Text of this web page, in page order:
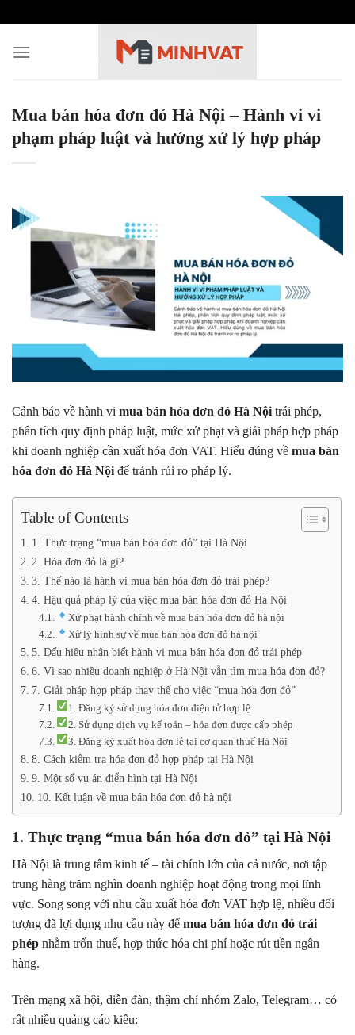
content
Mua bán hóa đơn đỏ Hà Nội – Hành vi vi
phạm pháp luật và hướng xử lý hợp pháp
Cảnh báo về hành vi mua bán hóa đơn đỏ Hà Nội trái phép,
phân tích quy định pháp luật, mức xử phạt và giải pháp hợp pháp
khi doanh nghiệp cần xuất hóa đơn VAT. Hiểu đúng về mua bán
hóa đơn đỏ Hà Nội để tránh rủi ro pháp lý.
Table of Contents
1. Thực trạng “mua bán hóa đơn đỏ” tại Hà Nội
2. Hóa đơn đỏ là gì?
3. Thế nào là hành vi mua bán hóa đơn đỏ trái phép?
4. Hậu quả pháp lý của việc mua bán hóa đơn đỏ Hà Nội
Xử phạt hành chính về mua bán hóa đơn đỏ hà nội
Xử lý hình sự về mua bán hóa đơn đỏ hà nội
5. Dấu hiệu nhận biết hành vi mua bán hóa đơn đỏ trái phép
6. Vì sao nhiều doanh nghiệp ở Hà Nội vẫn tìm mua hóa đơn đỏ?
7. Giải pháp hợp pháp thay thế cho việc “mua hóa đơn đỏ”
1. Đăng ký sử dụng hóa đơn điện tử hợp lệ
2. Sử dụng dịch vụ kế toán – hóa đơn được cấp phép
3. Đăng ký xuất hóa đơn lẻ tại cơ quan thuế Hà Nội
8. Cách kiểm tra hóa đơn đỏ hợp pháp tại Hà Nội
9. Một số vụ án điển hình tại Hà Nội
10. Kết luận về mua bán hóa đơn đỏ hà nội
1. Thực trạng “mua bán hóa đơn đỏ” tại Hà Nội
Hà Nội là trung tâm kinh tế – tài chính lớn của cả nước, nơi tập
trung hàng trăm nghìn doanh nghiệp hoạt động trong mọi lĩnh
vực. Song song với nhu cầu xuất hóa đơn VAT hợp lệ, nhiều đối
tượng đã lợi dụng nhu cầu này để mua bán hóa đơn đỏ trái
phép nhằm trốn thuế, hợp thức hóa chi phí hoặc rút tiền ngân
hàng.
Trên mạng xã hội, diễn đàn, thậm chí nhóm Zalo, Telegram… có
rất nhiều quảng cáo kiểu: